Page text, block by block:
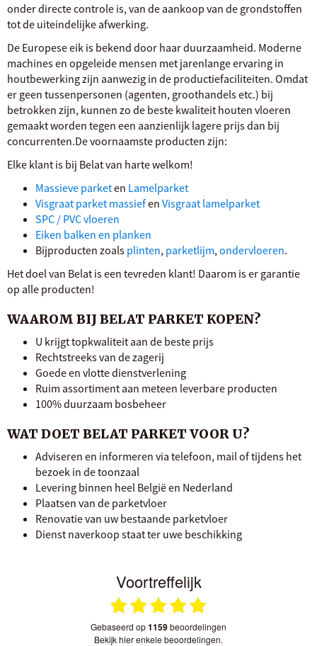
onder directe controle is, van de aankoop van de grondstoffen
tot de uiteindelijke afwerking.
De Europese eik is bekend door haar duurzaamheid. Moderne
machines en opgeleide mensen met jarenlange ervaring in
houtbewerking zijn aanwezig in de productiefaciliteiten. Omdat
er geen tussenpersonen (agenten, groothandels etc.) bij
betrokken zijn, kunnen zo de beste kwaliteit houten vloeren
gemaakt worden tegen een aanzienlijk lagere prijs dan bij
concurrenten.De voornaamste producten zijn:
Elke klant is bij Belat van harte welkom!
Massieve parketen Lamelparket
Visgraat parket massiefen Visgraat lamelparket
SPC / PVC vloeren
Eiken balken en planken
Bijproducten zoals plinten, parketlijm, ondervloeren.
Het doel van Belat is een tevreden klant! Daarom is er garantie
op alle producten!
WAAROM BIJ BELAT PARKET KOPEN?
U krijgt topkwaliteit aan de beste prijs
Rechtstreeks van de zagerij
Goede en vlotte dienstverlening
Ruim assortiment aan meteen leverbare producten
100% duurzaam bosbeheer
WAT DOET BELAT PARKET VOOR U?
Adviseren en informeren via telefoon, mail of tijdens het
bezoek in de toonzaal
Levering binnen heel België en Nederland
Plaatsen van de parketvloer
Renovatie van uw bestaande parketvloer
Dienst naverkoop staat ter uwe beschikking
Voortreffelijk
gebaseerd op1159beoordelingen
bekijk hier enkele beoordelingen.